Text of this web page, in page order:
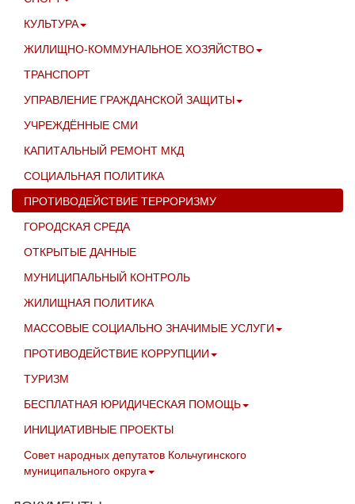
КУЛЬТУРА
ЖИЛИЩНО-КОММУНАЛЬНОЕ ХОЗЯЙСТВО
ТРАНСПОРТ
УПРАВЛЕНИЕ ГРАЖДАНСКОЙ ЗАЩИТЫ
УЧРЕЖДЁННЫЕ СМИ
КАПИТАЛЬНЫЙ РЕМОНТ МКД
СОЦИАЛЬНАЯ ПОЛИТИКА
ПРОТИВОДЕЙСТВИЕ ТЕРРОРИЗМУ
ГОРОДСКАЯ СРЕДА
ОТКРЫТЫЕ ДАННЫЕ
МУНИЦИПАЛЬНЫЙ КОНТРОЛЬ
ЖИЛИЩНАЯ ПОЛИТИКА
МАССОВЫЕ СОЦИАЛЬНО ЗНАЧИМЫЕ УСЛУГИ
ПРОТИВОДЕЙСТВИЕ КОРРУПЦИИ
ТУРИЗМ
БЕСПЛАТНАЯ ЮРИДИЧЕСКАЯ ПОМОЩЬ
ИНИЦИАТИВНЫЕ ПРОЕКТЫ
Совет народных депутатов Кольчугинского
муниципального округа